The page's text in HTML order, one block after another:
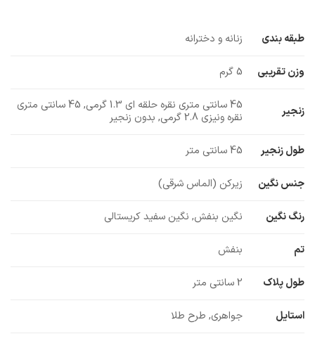
طبقه بندی زنانه و دخترانه
وزن تقریبی 5 گرم
زنجیر
45 سانتی متری نقره حلقه ای 1.3 گرمی, 45 سانتی متری
نقره ونیزی 2.8 گرمی, بدون زنجیر
طول زنجیر 45 سانتی متر
جنس نگین زیرکن (الماس شرقی)
رنگ نگین نگین بنفش, نگین سفید کریستالی
تم بنفش
طول پلاک 2 سانتی متر
استایل جواهری, طرح طلا